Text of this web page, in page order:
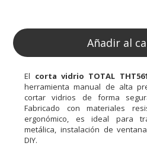
Añadir al
El corta vidrio TOTAL
herramienta manual de alta
cortar vidrios de forma
Fabricado con materiales
ergonómico, es ideal para
metálica, instalación de
DIY.